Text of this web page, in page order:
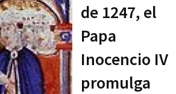
de 1247, el
Papa
Inocencio IV
promulga